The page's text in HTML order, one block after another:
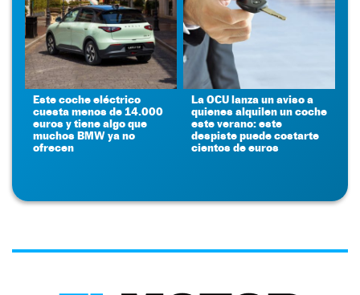
Este coche eléctrico
cuesta menos de 14.000
euros y tiene algo que
muchos BMW ya no
ofrecen
La OCU lanza un aviso a
quienes alquilen un coche
este verano: este
despiste puede costarte
cientos de euros